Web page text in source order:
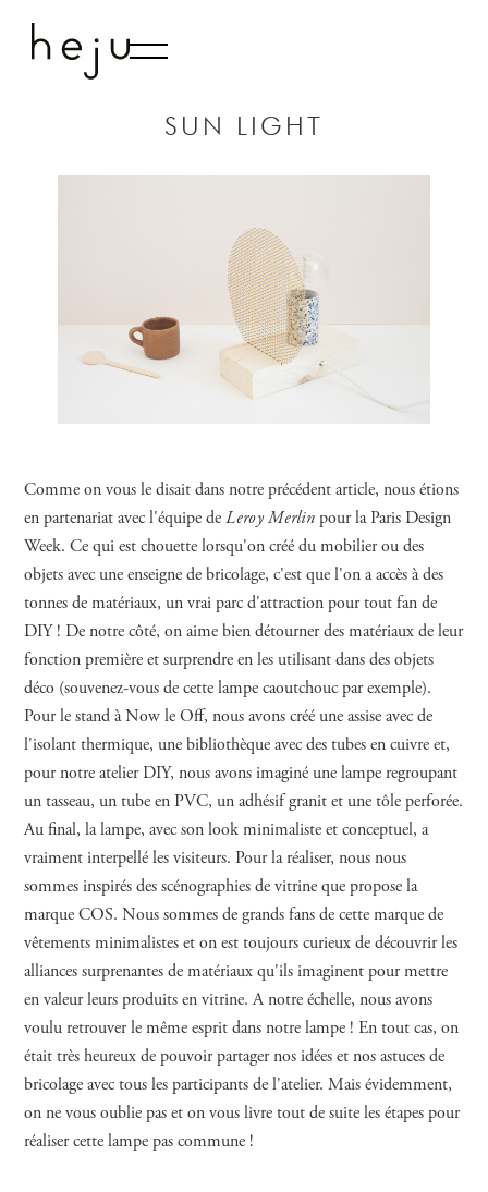
SUN LIGHT
Comme on vous le disait dans notre précédent article, nous étions
en partenariat avec l'équipe deLeroy Merlin pour la Paris Design
Week. Ce qui est chouette lorsqu'on créé du mobilier ou des
objets avec une enseigne de bricolage, c'est que l'on a accès à des
tonnes de matériaux, un vrai parc d'attraction pour tout fan de
DIY ! De notre côté, on aime bien détourner des matériaux de leur
fonction première et surprendre en les utilisant dans des objets
déco (souvenez-vous de cette lampe caoutchouc par exemple).
Pour le stand à Now le Off, nous avons créé une assise avec de
l'isolant thermique, une bibliothèque avec des tubes en cuivre et,
pour notre atelier DIY, nous avons imaginé une lampe regroupant
un tasseau, un tube en PVC, un adhésif granit et une tôle perforée.
Au final, la lampe, avec son look minimaliste et conceptuel, a
vraiment interpellé les visiteurs. Pour la réaliser, nous nous
sommes inspirés des scénographies de vitrine que propose la
marque COS. Nous sommes de grands fans de cette marque de
vêtements minimalistes et on est toujours curieux de découvrir les
alliances surprenantes de matériaux qu'ils imaginent pour mettre
en valeur leurs produits en vitrine. A notre échelle, nous avons
voulu retrouver le même esprit dans notre lampe ! En tout cas, on
était très heureux de pouvoir partager nos idées et nos astuces de
bricolage avec tous les participants de l'atelier. Mais évidemment,
on ne vous oublie pas et on vous livre tout de suite les étapes pour
réaliser cette lampe pas commune !